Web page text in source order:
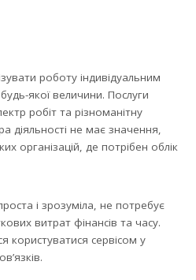
роботу індивідуальним
якої величини. Послуги
робіт та різноманітну
діяльності не має значення,
організацій, де потрібен облік
і зрозуміла, не потребує
витрат фінансів та часу.
користуватися сервісом у